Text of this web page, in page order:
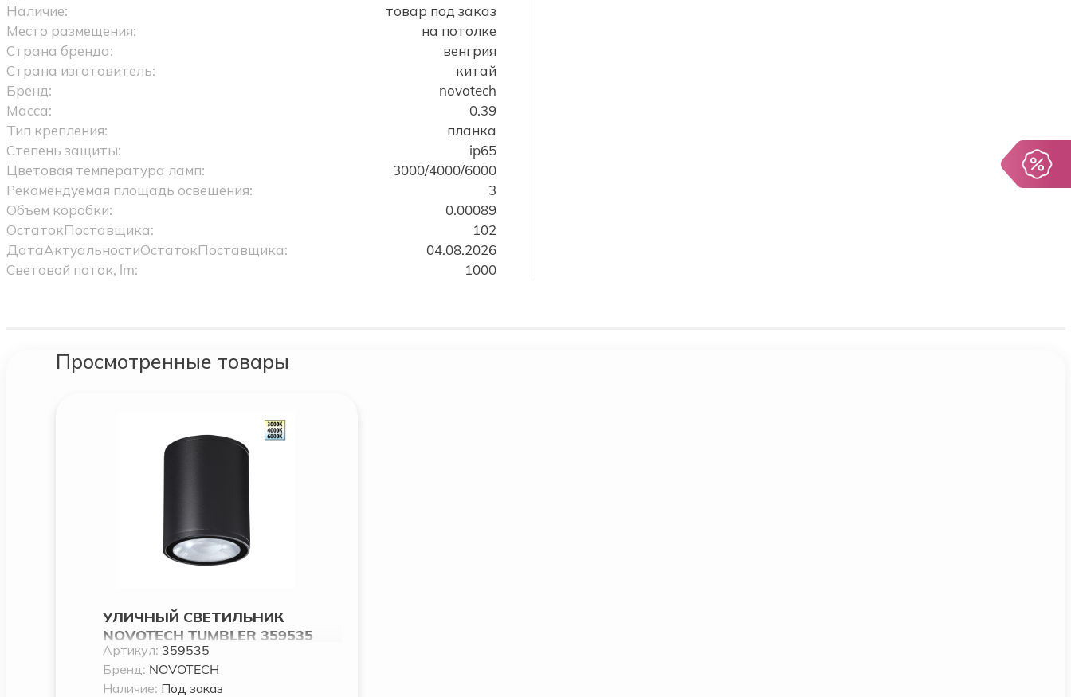
Наличие:
товар под заказ
Место размещения:
на потолке
Страна бренда:
венгрия
Страна изготовитель:
китай
Бренд:
novotech
Масса:
0.39
Тип крепления:
планка
Степень защиты:
ip65
Цветовая температура ламп:
3000/4000/6000
Рекомендуемая площадь освещения:
3
Объем коробки:
0.00089
ОстатокПоставщика:
102
ДатаАктуальностиОстатокПоставщика:
04.08.2026
Световой поток, lm:
1000
Просмотренные товары
УЛИЧНЫЙ СВЕТИЛЬНИК
NOVOTECH TUMBLER 359535
Артикул: 359535
Бренд: NOVOTECH
Наличие: Под заказ